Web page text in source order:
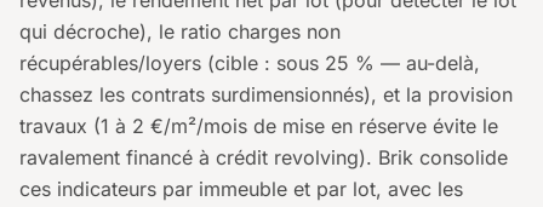
qui décroche), le ratio charges non
récupérables/loyers (cible : sous 25 % — au-delà,
chassez les contrats surdimensionnés), et la provision
travaux (1 à 2 €/m²/mois de mise en réserve évite le
ravalement financé à crédit revolving). Brik consolide
ces indicateurs par immeuble et par lot, avec les